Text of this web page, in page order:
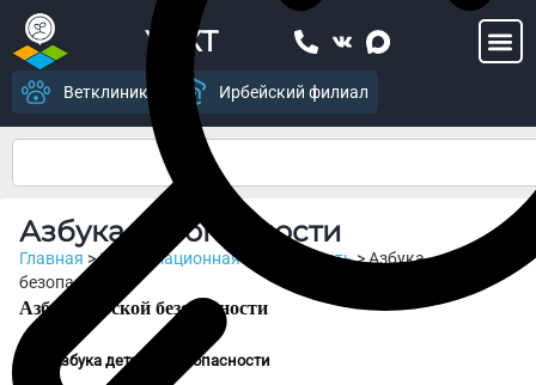
УСХТ
Ветклиника Ирбейский филиал
Азбука безопасности
Главная >Информационная безопасность>Азбука
безопасности
Азбука детской безопасности
Азбука детской безопасности